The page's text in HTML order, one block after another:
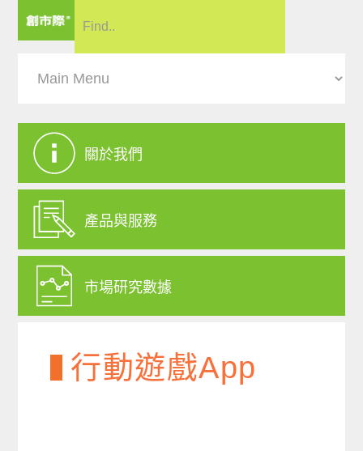
關於我們
產品與服務
市場研究數據
行動遊戲App